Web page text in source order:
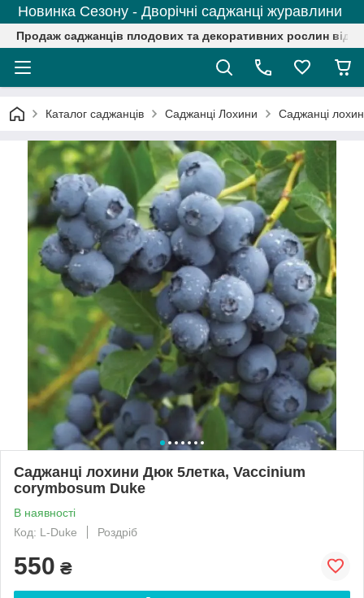
Новинка Сезону - Дворічні саджанці журавлини
Продаж саджанців плодових та декоративних рослин від
Каталог саджанців Саджанці Лохини Саджанці
Саджанці лохини Дюк 5летка, Vaccinium
corymbosum Duke​
В наявності
Код: L-Duke
Роздріб
550 ₴